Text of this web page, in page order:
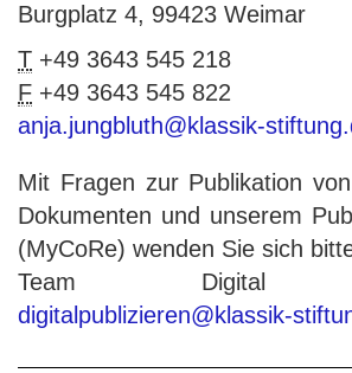
Burgplatz 4, 99423 Weimar
T +49 3643 545 218
F +49 3643 545 822
anja.jungbluth@klassik-
Mit Fragen zur Publikation
Dokumenten und unserem
(MyCoRe) wenden Sie sich
Team Digital
digitalpublizieren@klassik-